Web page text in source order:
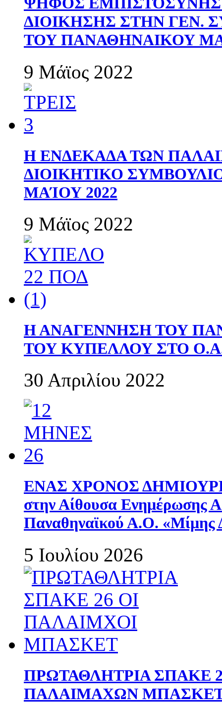
ΔΙΟΙΚΗΣΗΣ ΣΤΗΝ ΓΕΝ.
ΤΟΥ ΠΑΝΑΘΗΝΑΙΚΟΥ
9 Μάϊος 2022
Η ΕΝΔΕΚΑΔΑ ΤΩΝ
ΔΙΟΙΚΗΤΙΚΟ
ΜΑΊΟΥ 2022
9 Μάϊος 2022
Η ΑΝΑΓΕΝΝΗΣΗ ΤΟΥ
ΤΟΥ ΚΥΠΕΛΛΟΥ ΣΤΟ
30 Απριλίου 2022
ΕΝΑΣ ΧΡΟΝΟΣ
στην Αίθουσα Ενημέρωσης
Παναθηναϊκού Α.Ο. «Μίμης
5 Ιουλίου 2026
ΠΡΩΤΑΘΛΗΤΡΙΑ ΣΠΑΚΕ
ΠΑΛΑΙΜΑΧΩΝ